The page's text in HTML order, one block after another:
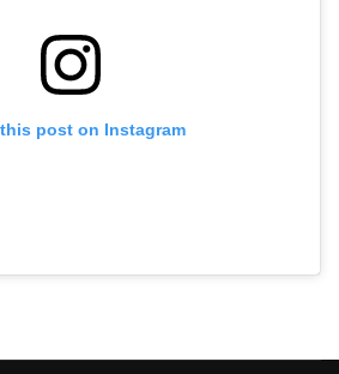
post on Instagram